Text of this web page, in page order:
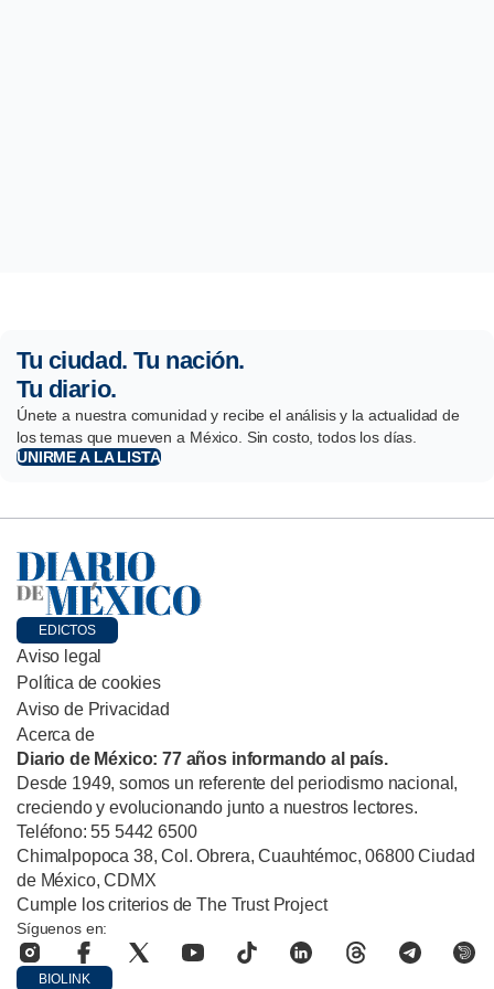
Tu ciudad. Tu nación.
Tu diario.
Únete a nuestra comunidad y recibe el análisis y la actualidad de
los temas que mueven a México. Sin costo, todos los días.
UNIRME A LA LISTA
EDICTOS
Aviso legal
Política de cookies
Aviso de Privacidad
Acerca de
Diario de México: 77 años informando al país.
Desde 1949, somos un referente del periodismo nacional,
creciendo y evolucionando junto a nuestros lectores.
Teléfono: 55 5442 6500
Chimalpopoca 38, Col. Obrera, Cuauhtémoc, 06800 Ciudad
de México, CDMX
Cumple los criterios de The Trust Project
Síguenos en:
BIOLINK